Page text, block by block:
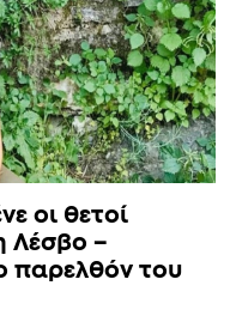
οι θετοί
Λέσβο –
παρελθόν του